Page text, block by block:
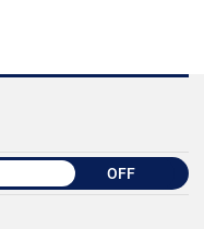
OFF